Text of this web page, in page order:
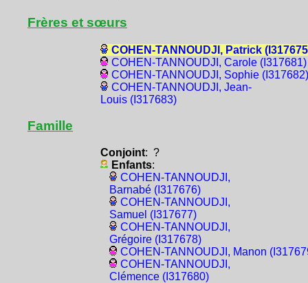
Frères et sœurs
COHEN-TANNOUDJI, Patrick
COHEN-TANNOUDJI, Carole (I317681)
COHEN-TANNOUDJI, Sophie (I317682)
COHEN-TANNOUDJI, Jean-
Louis (I317683)
Famille
Conjoint: ?
Enfants:
COHEN-TANNOUDJI,
Barnabé (I317676)
COHEN-TANNOUDJI,
Samuel (I317677)
COHEN-TANNOUDJI,
Grégoire (I317678)
COHEN-TANNOUDJI, Manon
COHEN-TANNOUDJI,
Clémence (I317680)